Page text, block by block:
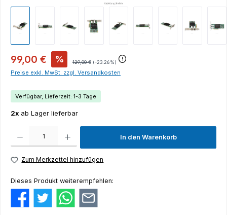
99,00 € % 129,00 € (-23.26%)
Preise exkl. MwSt. zzgl. Versandkosten
Verfügbar, Lieferzeit: 1-3 Tage
2x ab Lager lieferbar
In den Warenkorb
Zum Merkzettel hinzufügen
Dieses Produkt weiterempfehlen: